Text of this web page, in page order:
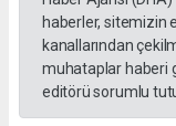
haberler, sitemizin
kanallarından
muhataplar haberi
editörü sorumlu